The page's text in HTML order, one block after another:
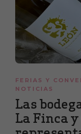
FERIAS Y
NOTICIAS
Las
La Finca